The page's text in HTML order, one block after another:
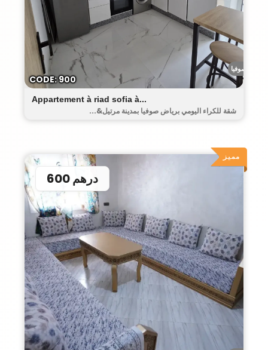
رياض صوفيا
Appartement à riad sofia à...
شقة للكراء اليومي برياض صوفيا بمدينة مرتيل&...
CODE: 900
مميز
600 درهم